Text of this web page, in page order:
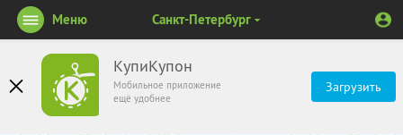
КупиКупон
Мобильное приложение
ещё удобнее
Загрузить
Меню Санкт-Петербург